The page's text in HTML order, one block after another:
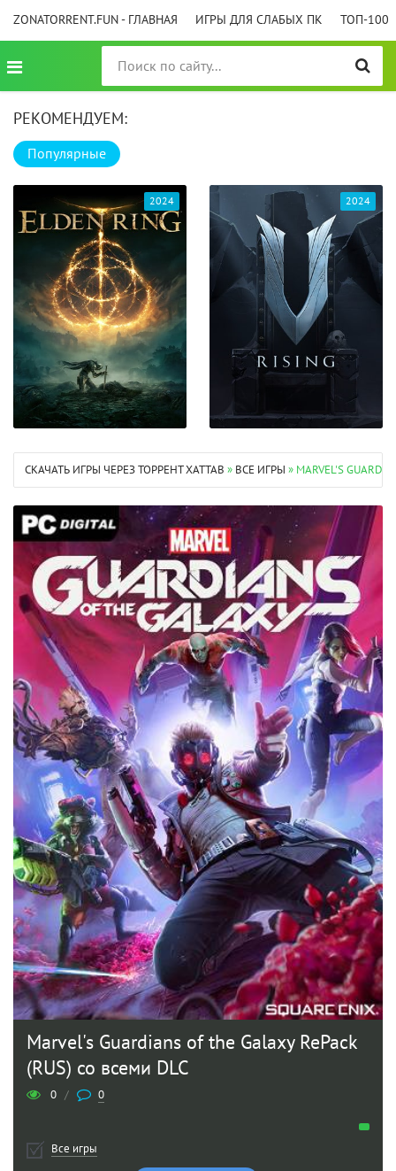
ZONATORRENT.FUN - ГЛАВНАЯ ИГРЫ ДЛЯ СЛАБЫХ ПК ТОП-100
РЕКОМЕНДУЕМ:
Популярные
2024 2024
СКАЧАТЬ ИГРЫ ЧЕРЕЗ ТОРРЕНТ XATTAB » ВСЕ ИГРЫ » MARVEL'S
Marvel's Guardians of the Galaxy RePack
(RUS) со всеми DLC
0 / 0
Все игры